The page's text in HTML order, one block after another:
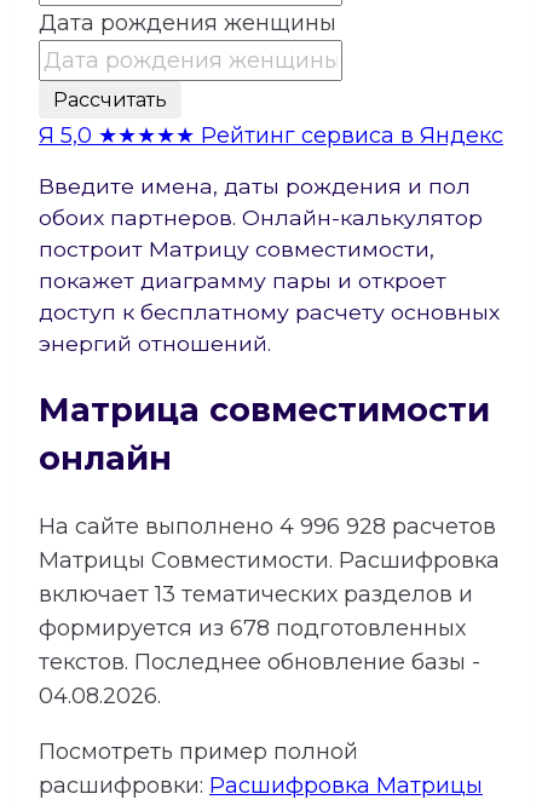
Дата рождения женщины
Рассчитать
Я 5,0 ★★★★★ Рейтинг сервиса в Яндекс
Введите имена, даты рождения и пол
обоих партнеров. Онлайн-калькулятор
построит Матрицу совместимости,
покажет диаграмму пары и откроет
доступ к бесплатному расчету основных
энергий отношений.
Матрица совместимости
онлайн
На сайте выполнено 4 996 928 расчетов
Матрицы Совместимости. Расшифровка
включает13 тематических разделов и
формируется из 678 подготовленных
текстов. Последнее обновление базы -
04.08.2026.
Посмотреть пример полной
расшифровки: Расшифровка Матрицы